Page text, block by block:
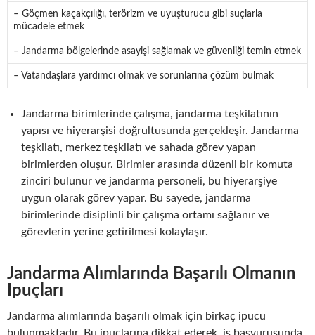
– Göçmen kaçakçılığı, terörizm ve uyuşturucu gibi suçlarla
mücadele etmek
– Jandarma bölgelerinde asayişi sağlamak ve güvenliği temin etmek
– Vatandaşlara yardımcı olmak ve sorunlarına çözüm bulmak
Jandarma birimlerinde çalışma, jandarma teşkilatının
yapısı ve hiyerarşisi doğrultusunda gerçekleşir. Jandarma
teşkilatı, merkez teşkilatı ve sahada görev yapan
birimlerden oluşur. Birimler arasında düzenli bir komuta
zinciri bulunur ve jandarma personeli, bu hiyerarşiye
uygun olarak görev yapar. Bu sayede, jandarma
birimlerinde disiplinli bir çalışma ortamı sağlanır ve
görevlerin yerine getirilmesi kolaylaşır.
Jandarma Alımlarında Başarılı Olmanın
Ipuçları
Jandarma alımlarında başarılı olmak için birkaç ipucu